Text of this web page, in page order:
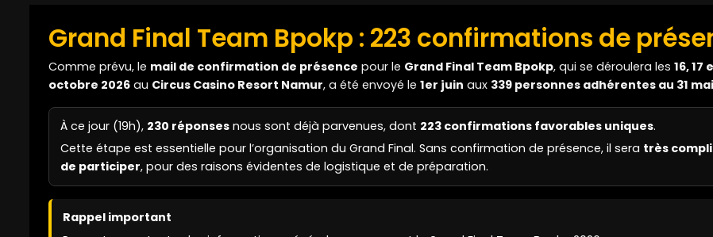
Grand Final Team Bpokp : 223 confirmations de
Comme prévu, le mail de confirmation de présence pour le Grand Final Team Bpokp, qui se déroulera les 16, 17
octobre 2026 au Circus Casino Resort Namur, a été envoyé le 1er juin aux 339 personnes adhérentes au 31 mai
À ce jour (19h), 230 réponses nous sont déjà parvenues, dont 223 confirmations favorables uniques.
Cette étape est essentielle pour l’organisation du Grand Final. Sans confirmation de présence, il sera très
de participer, pour des raisons évidentes de logistique et de préparation.
Rappel important